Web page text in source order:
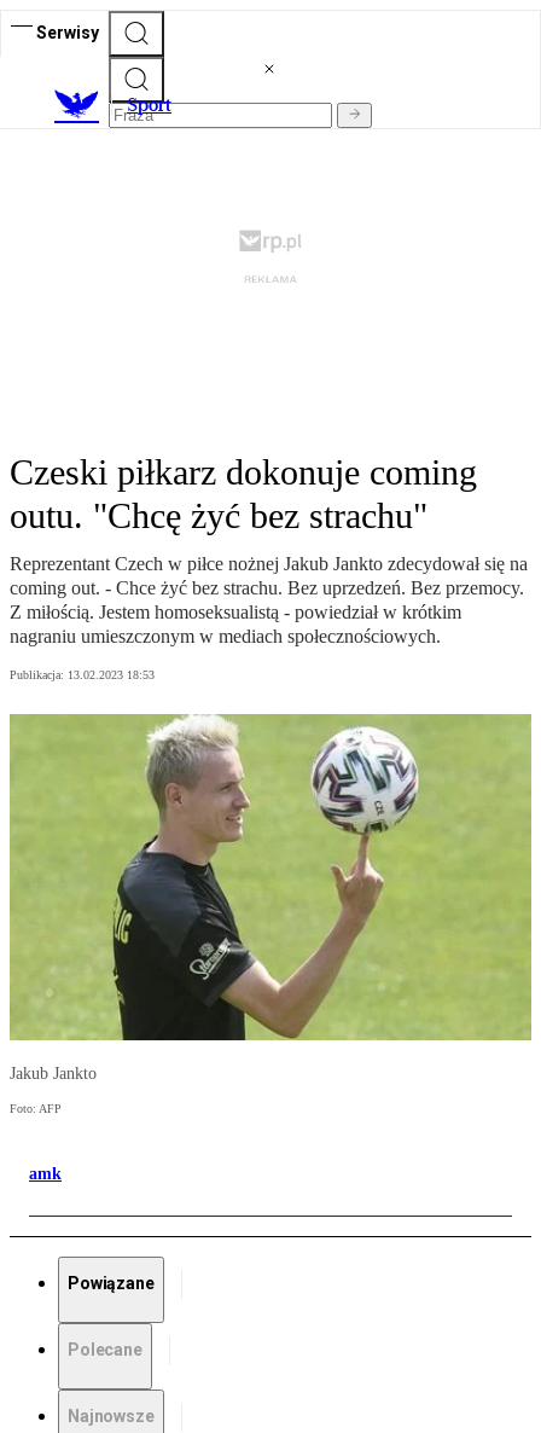
Serwisy
Sport
Czeski piłkarz dokonuje coming
outu. "Chcę żyć bez strachu"
Reprezentant Czech w piłce nożnej Jakub Jankto zdecydował się na
coming out. - Chce żyć bez strachu. Bez uprzedzeń. Bez przemocy.
Z miłością. Jestem homoseksualistą - powiedział w krótkim
nagraniu umieszczonym w mediach społecznościowych.
Publikacja: 13.02.2023 18:53
Jakub Jankto
Foto: AFP
amk
Powiązane
Polecane
Najnowsze